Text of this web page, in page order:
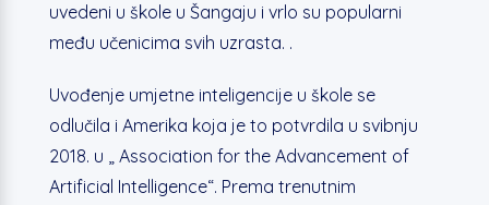
uvedeni u škole u Šangaju i vrlo su popularni
među učenicima svih uzrasta. .
Uvođenje umjetne inteligencije u škole se
odlučila i Amerika koja je to potvrdila u svibnju
2018. u „ Association for the Advancement of
Artificial Intelligence“. Prema trenutnim